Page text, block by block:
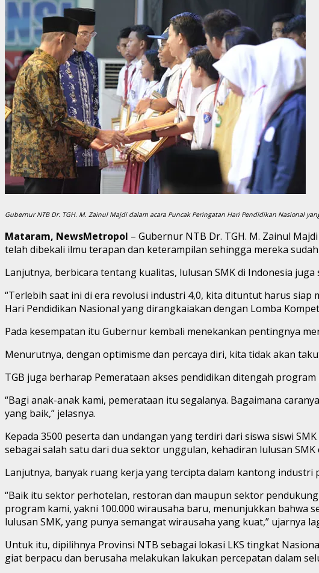
Gubernur NTB Dr. TGH. M. Zainul Majdi dalam acara Puncak Peringatan Hari Pendidikan Nasional
Mataram, NewsMetropol – Gubernur NTB Dr. TGH. M. Zainul
telah dibekali ilmu terapan dan keterampilan sehingga mereka
Lanjutnya, berbicara tentang kualitas, lulusan SMK di Indonesia
“Terlebih saat ini di era revolusi industri 4,0, kita dituntut harus
Hari Pendidikan Nasional yang dirangkaiakan dengan Lomba
Pada kesempatan itu Gubernur kembali menekankan pentingnya
Menurutnya, dengan optimisme dan percaya diri, kita tidak akan
TGB juga berharap Pemerataan akses pendidikan ditengah
“Bagi anak-anak kami, pemerataan itu segalanya. Bagaimana
yang baik,” jelasnya.
Kepada 3500 peserta dan undangan yang terdiri dari siswa siswi
sebagai salah satu dari dua sektor unggulan, kehadiran lulusan
Lanjutnya, banyak ruang kerja yang tercipta dalam kantong
“Baik itu sektor perhotelan, restoran dan maupun sektor
program kami, yakni 100.000 wirausaha baru, menunjukkan bahwa
lulusan SMK, yang punya semangat wirausaha yang kuat,” ujarnya
Untuk itu, dipilihnya Provinsi NTB sebagai lokasi LKS tingkat
giat berpacu dan berusaha melakukan lakukan percepatan dalam